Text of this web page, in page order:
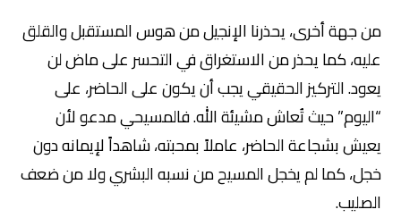
من جهة أخرى، يحذرنا الإنجيل من هوس المستقبل والقلق
عليه، كما يحذر من الاستغراق في التحسر على ماض لن
يعود. التركيز الحقيقي يجب أن يكون على الحاضر، على
“اليوم” حيث تُعاش مشيئة الله. فالمسيحي مدعو لأن
يعيش بشجاعة الحاضر، عاملاً بمحبته، شاهداً لإيمانه دون
خجل، كما لم يخجل المسيح من نسبه البشري ولا من ضعف
الصليب.